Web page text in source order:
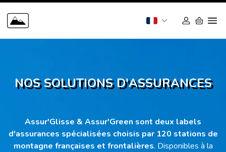
NOS SOLUTIONS D'ASSURANCES
Assur'Glisse & Assur'Green sont deux labels
d'assurances spécialisées choisis par 120 stations de
montagne françaises et frontalières. Disponibles à la